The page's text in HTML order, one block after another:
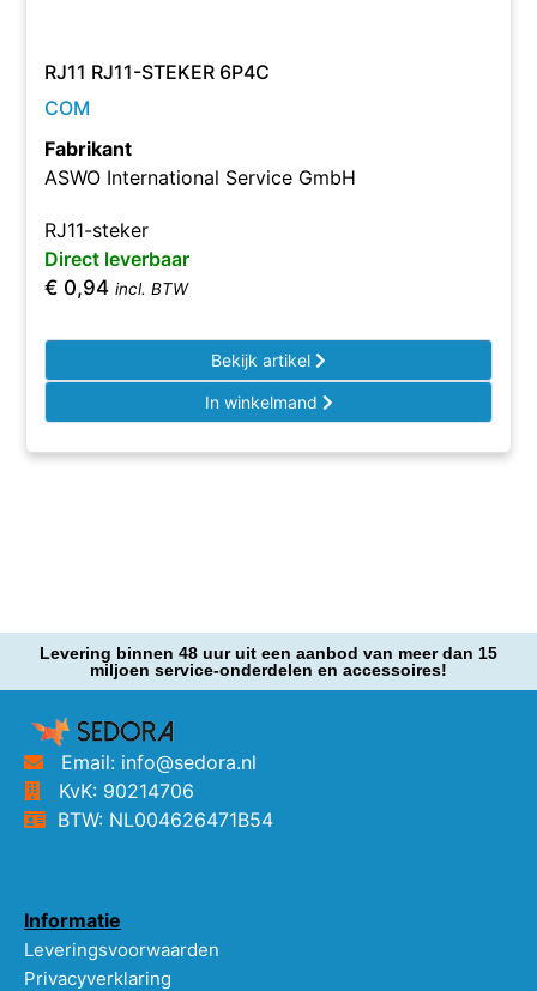
RJ11 RJ11-STEKER 6P4C
COM
Fabrikant
ASWO International Service GmbH
RJ11-steker
Direct leverbaar
€ 0,94 incl. BTW
Bekijk artikel
In winkelmand
Levering binnen 48 uur uit een aanbod van meer dan 15
miljoen service-onderdelen en accessoires!
Email: info@sedora.nl
KvK: 90214706
BTW: NL004626471B54
Informatie
Leveringsvoorwaarden
Privacyverklaring